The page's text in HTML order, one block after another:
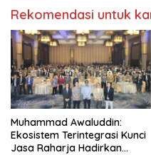
Rekomendasi untuk
Muhammad Awaluddin:
Ekosistem Terintegrasi Kunci
Jasa Raharja Hadirkan